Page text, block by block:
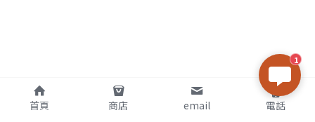
提交
1
首頁 商店 email 電話